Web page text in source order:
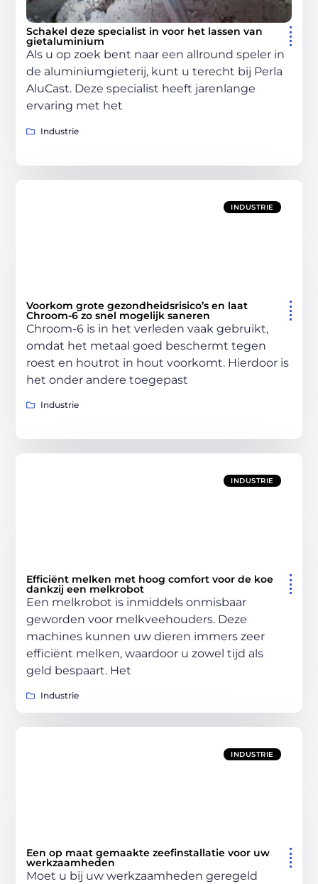
Schakel deze specialist in voor het lassen van
gietaluminium
Als u op zoek bent naar een allround speler in
de aluminiumgieterij, kunt u terecht bij Perla
AluCast. Deze specialist heeft jarenlange
ervaring met het
Industrie
INDUSTRIE
Voorkom grote gezondheidsrisico’s en laat
Chroom-6 zo snel mogelijk saneren
Chroom-6 is in het verleden vaak gebruikt,
omdat het metaal goed beschermt tegen
roest en houtrot in hout voorkomt. Hierdoor is
het onder andere toegepast
Industrie
INDUSTRIE
Efficiënt melken met hoog comfort voor de koe
dankzij een melkrobot
Een melkrobot is inmiddels onmisbaar
geworden voor melkveehouders. Deze
machines kunnen uw dieren immers zeer
efficiënt melken, waardoor u zowel tijd als
geld bespaart. Het
Industrie
INDUSTRIE
Een op maat gemaakte zeefinstallatie voor uw
werkzaamheden
Moet u bij uw werkzaamheden geregeld